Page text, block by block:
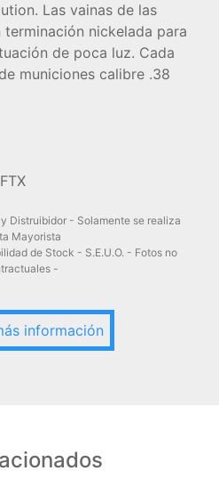
Las vainas de las
nickelada para
de poca luz. Cada
municiones calibre .38
Distruibidor - Solamente se realiza
Mayorista
de Stock - S.E.U.O. - Fotos no
-
información